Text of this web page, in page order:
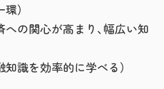
）
の関心が高まり、幅広い知
識を効率的に学べる）